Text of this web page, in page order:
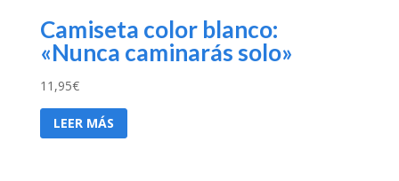
Camiseta color blanco:
«Nunca caminarás solo»
11,95€
LEER MÁS